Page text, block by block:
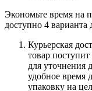
Экономьте время на
доступно 4 варианта
Курьерская
товар поступит
для уточнения
удобное время
упаковку на